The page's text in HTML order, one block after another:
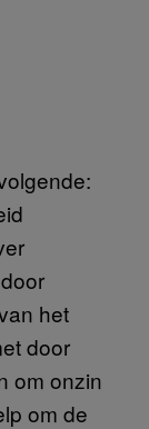
het
door
om onzin
om de